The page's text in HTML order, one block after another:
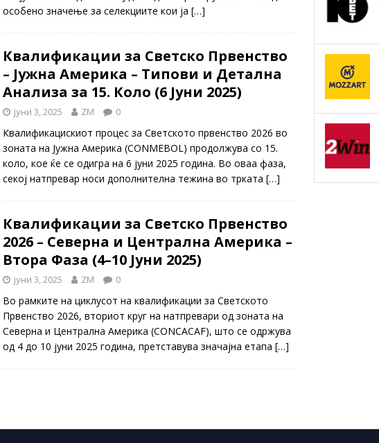
особено значење за селекциите кои ја […]
Квалификации за Светско Првенство
– Јужна Америка – Типови и Детална
Анализа за 15. Коло (6 Јуни 2025)
јуни 3, 2025 ZM 0
Квалификацискиот процес за Светското првенство 2026 во
зоната на Јужна Америка (CONMEBOL) продолжува со 15.
коло, кое ќе се одигра на 6 јуни 2025 година. Во оваа фаза,
секој натпревар носи дополнителна тежина во трката […]
Квалификации за Светско Првенство
2026 – Северна и Централна Америка –
Втора Фаза (4–10 Јуни 2025)
јуни 3, 2025 ZM 0
Во рамките на циклусот на квалификации за Светското
Првенство 2026, вториот круг на натпревари од зоната на
Северна и Централна Америка (CONCACAF), што се одржува
од 4 до 10 јуни 2025 година, претставува значајна етапа […]